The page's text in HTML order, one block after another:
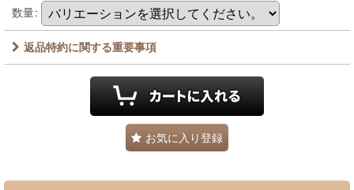
数量:
返品特約に関する重要事項
お気に入り登録